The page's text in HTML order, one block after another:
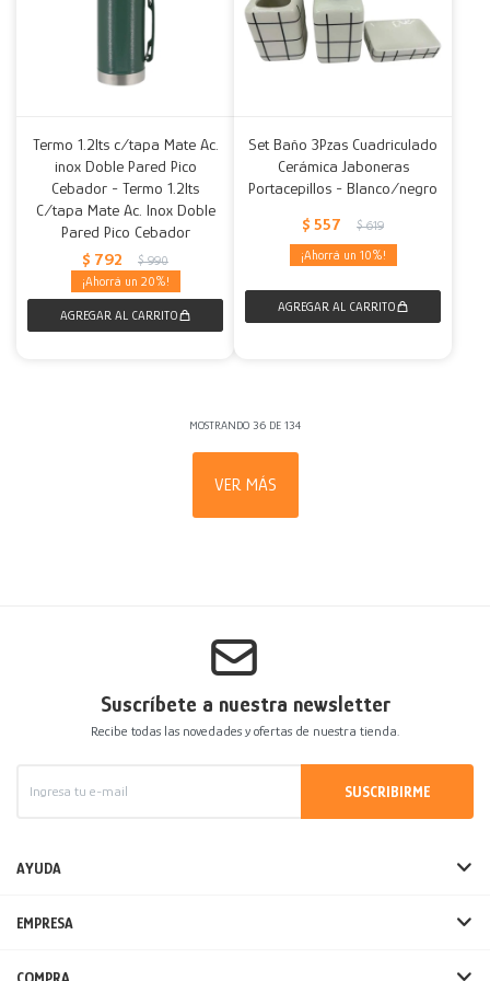
Termo 1.2lts c/tapa Mate Ac.
inox Doble Pared Pico
Cebador - Termo 1.2lts
C/tapa Mate Ac. Inox Doble
Pared Pico Cebador
$ 792 $ 990
20
Set Baño 3Pzas Cuadriculado
Cerámica Jaboneras
Portacepillos - Blanco/negro
$ 557 $ 619
10
MOSTRANDO 36 DE 134
VER MÁS
Suscríbete a nuestra newsletter
Recibe todas las novedades y ofertas de nuestra tienda.
SUSCRIBIRME
AYUDA
EMPRESA